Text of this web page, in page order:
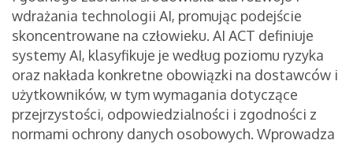
wdrażania technologii AI, promując podejście
skoncentrowane na człowieku. AI ACT definiuje
systemy AI, klasyfikuje je według poziomu ryzyka
oraz nakłada konkretne obowiązki na dostawców i
użytkowników, w tym wymagania dotyczące
przejrzystości, odpowiedzialności i zgodności z
normami ochrony danych osobowych. Wprowadza